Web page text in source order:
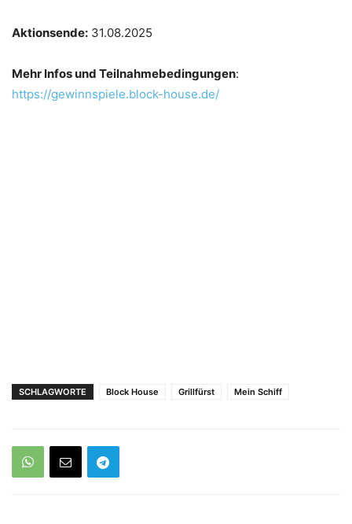
Aktionsende: 31.08.2025
Mehr Infos und Teilnahmebedingungen:
https://gewinnspiele.block-house.de/
SCHLAGWORTE Block House Grillfürst Mein Schiff